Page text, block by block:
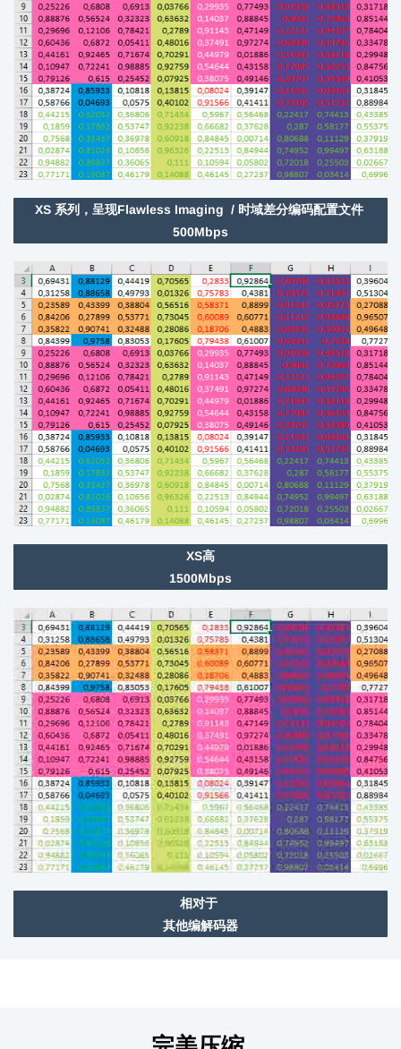
XS 系列，呈现Flawless Imaging / 时域差分编码配置文件
500Mbps
XS高
1500Mbps
相对于
其他编解码器